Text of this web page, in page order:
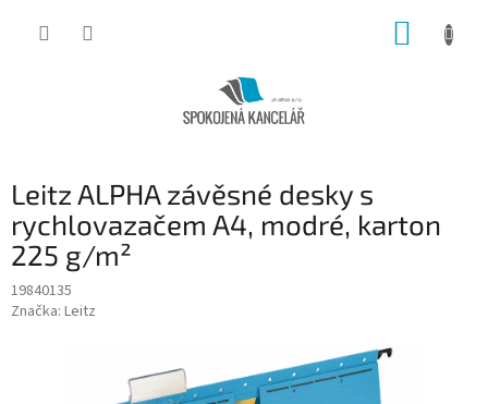
Leitz ALPHA závěsné desky s
rychlovazačem A4, modré, karton
225 g/m²
19840135
Značka: Leitz